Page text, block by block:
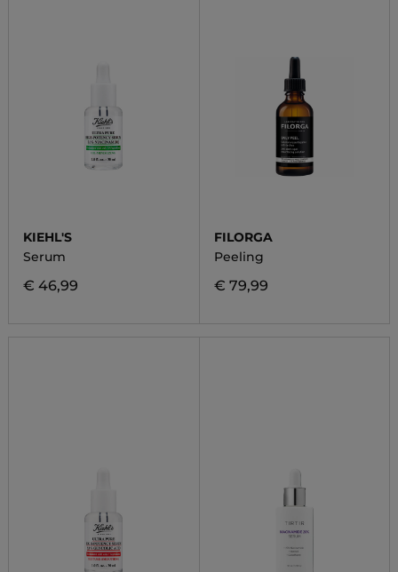
KIEHL'S
Serum
€ 46,99
FILORGA
Peeling
€ 79,99